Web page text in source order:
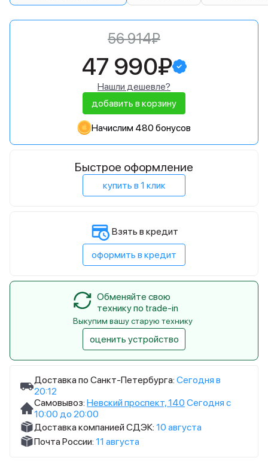
Доставка по Санкт-Петербурга: Сегодня в
20:12
Самовывоз: Невский проспект, 140 Сегодня с
10:00 до 20:00
Доставка компанией СДЭК: 10 августа
Почта России: 11 августа
56 914₽
47 990₽
Нашли дешевле?
добавить в корзину
Начислим 480 бонусов
Быстрое оформление
купить в 1 клик
Взять в кредит
оформить в кредит
Обменяйте свою
технику по trade-in
Выкупим вашу старую технику
оценить устройство